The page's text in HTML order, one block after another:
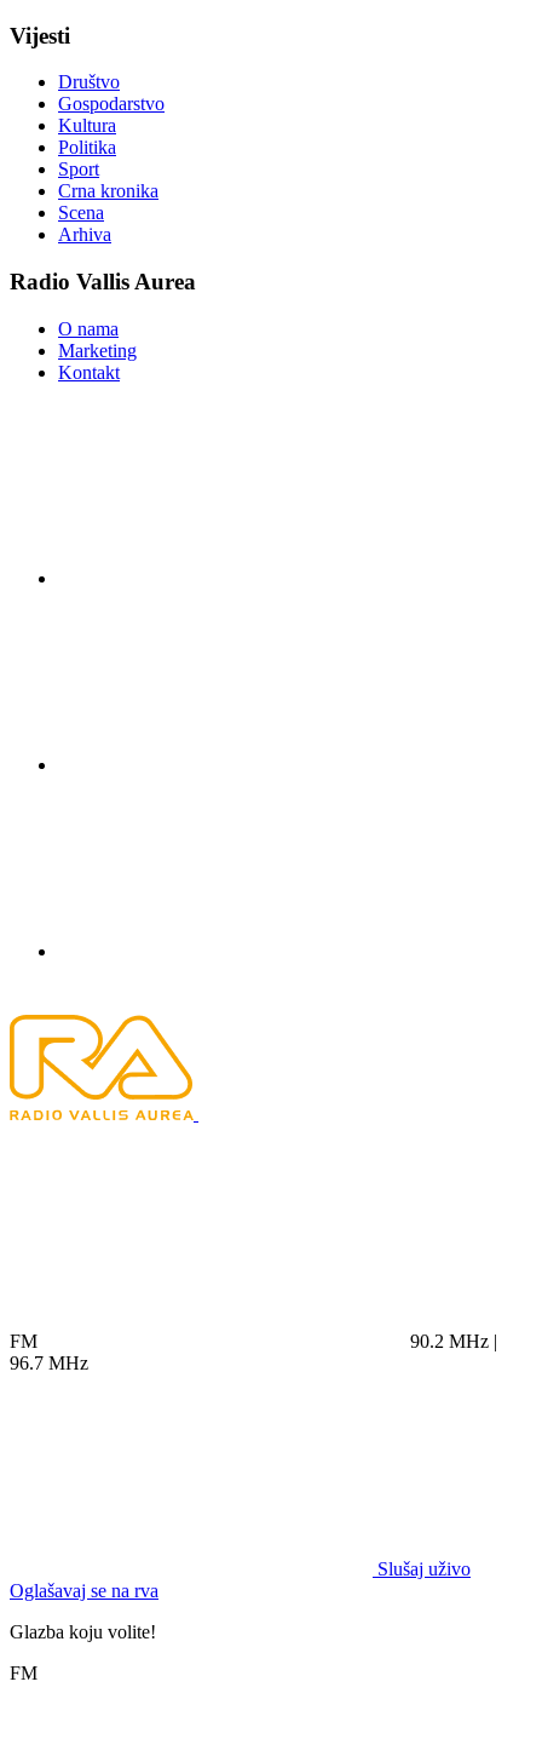
Vijesti
Društvo
Gospodarstvo
Kultura
Politika
Sport
Crna kronika
Scena
Arhiva
Radio Vallis Aurea
O nama
Marketing
Kontakt
FM
90.2 MHz |
96.7 MHz
Slušaj uživo
Oglašavaj se na rva
Glazba koju volite!
FM